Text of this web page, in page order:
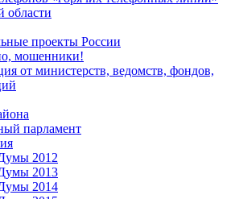
области
проекты России
мошенники!
от министерств, ведомств, фондов,
парламент
2012
2013
2014